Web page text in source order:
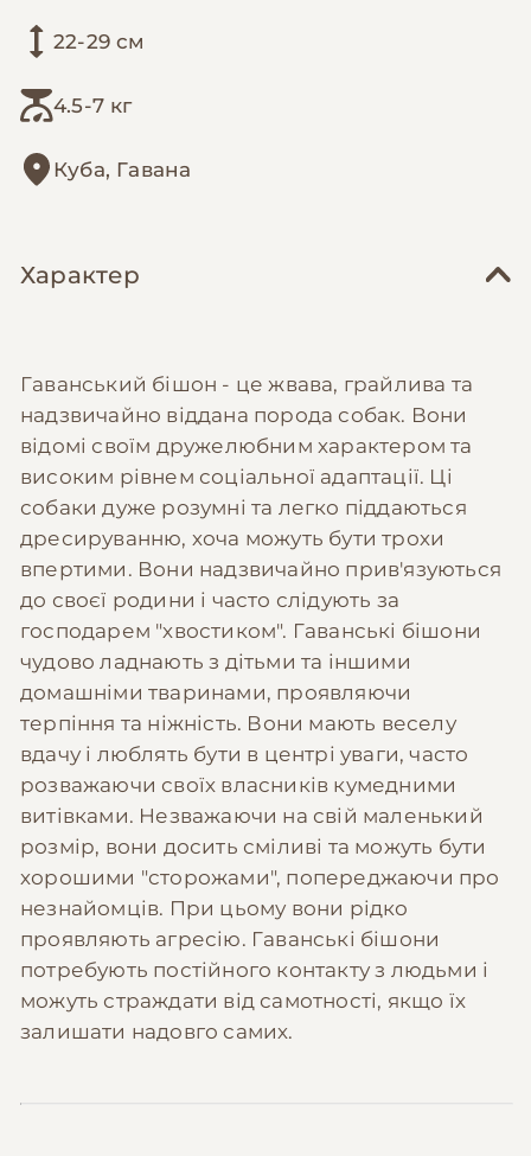
22-29 см
4.5-7 кг
Куба, Гавана
Характер
Гаванський бішон - це жвава, грайлива та
надзвичайно віддана порода собак. Вони
відомі своїм дружелюбним характером та
високим рівнем соціальної адаптації. Ці
собаки дуже розумні та легко піддаються
дресируванню, хоча можуть бути трохи
впертими. Вони надзвичайно прив'язуються
до своєї родини і часто слідують за
господарем "хвостиком". Гаванські бішони
чудово ладнають з дітьми та іншими
домашніми тваринами, проявляючи
терпіння та ніжність. Вони мають веселу
вдачу і люблять бути в центрі уваги, часто
розважаючи своїх власників кумедними
витівками. Незважаючи на свій маленький
розмір, вони досить сміливі та можуть бути
хорошими "сторожами", попереджаючи про
незнайомців. При цьому вони рідко
проявляють агресію. Гаванські бішони
потребують постійного контакту з людьми і
можуть страждати від самотності, якщо їх
залишати надовго самих.